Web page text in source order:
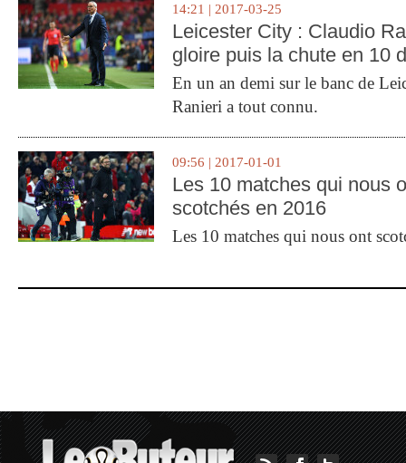
14:21 | 2017-03-25
Leicester City : Claudio
gloire puis la chute en 10
En un an demi sur le banc de
Ranieri a tout connu.
09:56 | 2017-01-01
Les 10 matches qui nous
scotchés en 2016
Les 10 matches qui nous ont